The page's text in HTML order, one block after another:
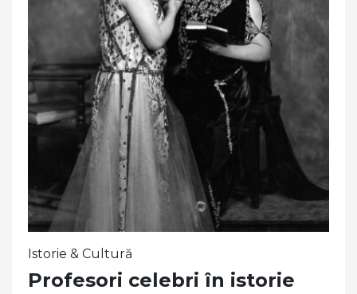
Istorie & Cultură
Profesori celebri în istorie